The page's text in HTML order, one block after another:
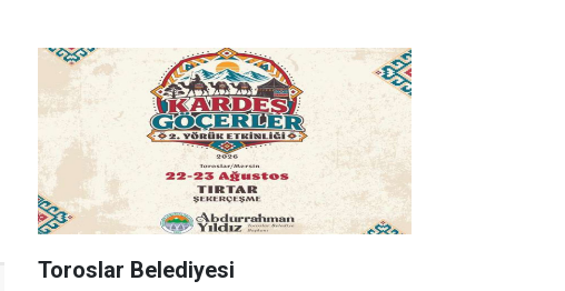
Toroslar Belediyesi